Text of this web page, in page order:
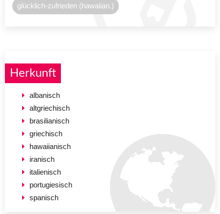
glücklich-zufrieden (hawaiian.)
Herkunft
albanisch
altgriechisch
brasilianisch
griechisch
hawaiianisch
iranisch
italienisch
portugiesisch
spanisch